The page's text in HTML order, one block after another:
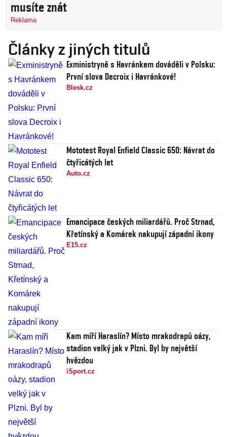
musíte znát
Reklama
Články z jiných titulů
Exministryně s Havránkem dováděli v Polsku:
První slova Decroix i Havránkové!
Blesk.cz
Mototest Royal Enfield Classic 650: Návrat do
čtyřicátých let
Auto.cz
Emancipace českých miliardářů. Proč Strnad,
Křetínský a Komárek nakupují západní ikony
E15.cz
Kam míří Haraslín? Místo mrakodrapů oázy,
stadion velký jak v Plzni. Byl by největší
hvězdou
iSport.cz